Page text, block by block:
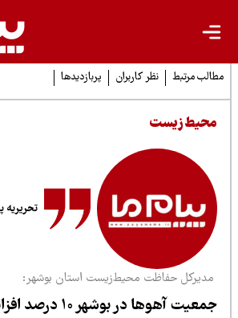
مرتبط نظر کاربران پربازدیدها
زیست
تحریریه پیام ما
حفاظت محیط‌زیست استان بوشهر:
آهوها در بوشهر ۱۰ درصد افزایش یافت